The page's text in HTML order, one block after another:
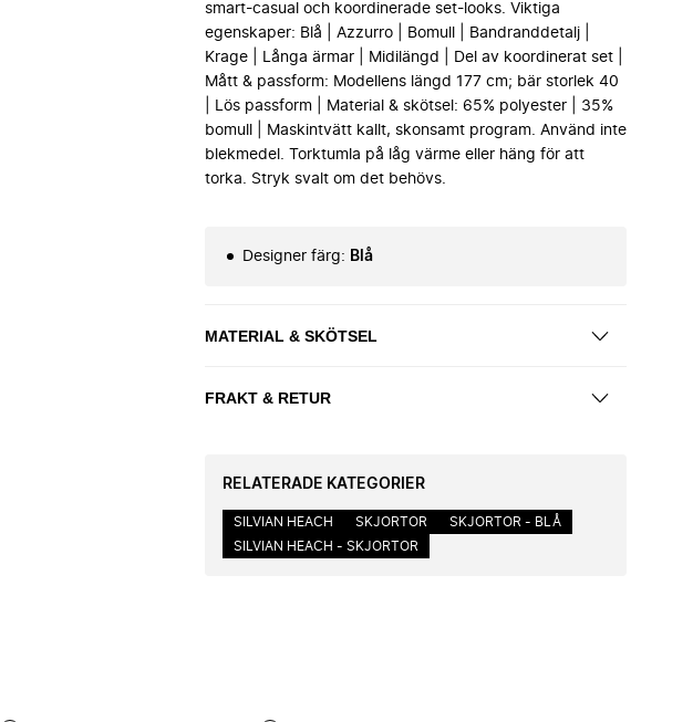
smart-casual och koordinerade set-looks. Viktiga
egenskaper: Blå | Azzurro | Bomull | Bandranddetalj |
Krage | Långa ärmar | Midilängd | Del av koordinerat set |
Mått & passform: Modellens längd 177 cm; bär storlek 40
| Lös passform | Material & skötsel: 65% polyester | 35%
bomull | Maskintvätt kallt, skonsamt program. Använd inte
blekmedel. Torktumla på låg värme eller häng för att
torka. Stryk svalt om det behövs.
Designer färg: Blå
MATERIAL & SKÖTSEL
FRAKT & RETUR
RELATERADE KATEGORIER
SILVIAN HEACH SKJORTOR
SKJORTOR - BLÅ
SILVIAN HEACH - SKJORTOR